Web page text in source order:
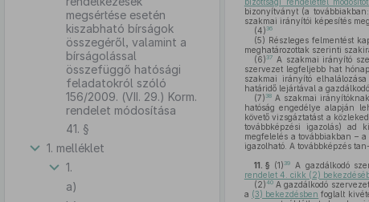
megsértése esetén
kiszabható bírságok
összegéről, valamint a
bírságolással
összefüggő hatósági
feladatokról szóló
156/2009. (VII. 29.) Korm.
rendelet módosítása
41. §
1. melléklet
1.
a)
bizonyítványt (a
szakmai irányítói képesítés
(4) 36
(5) Részleges felmentést
meghatározottak szerinti
(6) 37A szakmai irányító
szervezet legfeljebb hat
szakmai irányító
határidő lejártával a
(7) 38A szakmai
hatóság engedélye alapján
követő vizsgáztatást a
továbbképzési igazolás) ad
megfelelés a továbbiakban –
igazolható. A továbbképzés
11. § (1)39 A gazdálkodó
rendelet 4. cikk (2)
(2)40A gazdálkodó
a (3) bekezdésben foglalt